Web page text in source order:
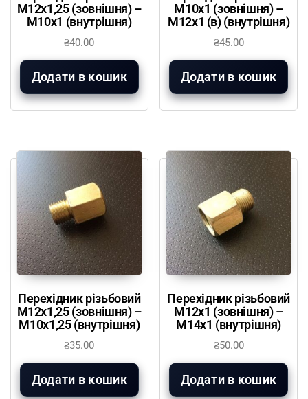
М12х1,25 (зовнішня) –
М10х1 (внутрішня)
₴40.00
Додати в кошик
М10х1 (зовнішня) –
М12х1 (в) (внутрішня)
₴45.00
Додати в кошик
Перехідник різьбовий
М12х1,25 (зовнішня) –
М10х1,25 (внутрішня)
₴35.00
Додати в кошик
Перехідник різьбовий
М12х1 (зовнішня) –
М14х1 (внутрішня)
₴50.00
Додати в кошик